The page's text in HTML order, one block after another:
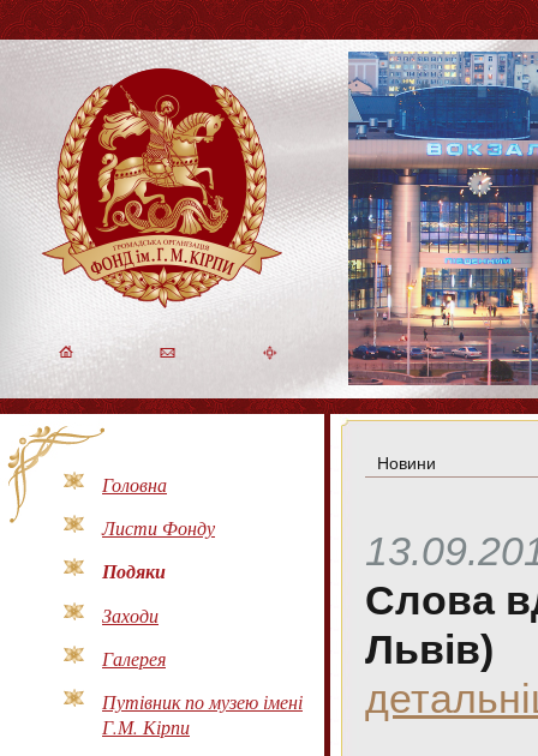
Головна
Листи Фонду
Подяки
Заходи
Галерея
Путівник по музею імені
Г.М. Кірпи
Новини
Слова
Львів)